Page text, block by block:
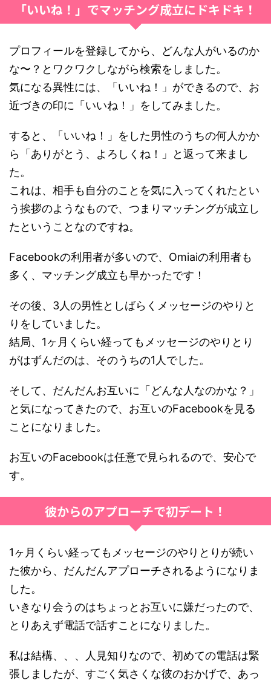
「いいね！」でマッチング成立にドキドキ！
プロフィールを登録してから、どんな人がいるのか
な〜？とワクワクしながら検索をしました。
気になる異性には、「いいね！」ができるので、お
近づきの印に「いいね！」をしてみました。
すると、「いいね！」をした男性のうちの何人かか
ら「ありがとう、よろしくね！」と返って来まし
た。
これは、相手も自分のことを気に入ってくれたとい
う挨拶のようなもので、つまりマッチングが成立し
たということなのですね。
Facebookの利用者が多いので、Omiaiの利用者も
多く、マッチング成立も早かったです！
その後、3人の男性としばらくメッセージのやりと
りをしていました。
結局、1ヶ月くらい経ってもメッセージのやりとり
がはずんだのは、そのうちの1人でした。
そして、だんだんお互いに「どんな人なのかな？」
と気になってきたので、お互いのFacebookを見る
ことになりました。
お互いのFacebookは任意で見られるので、安心で
す。
彼からのアプローチで初デート！
1ヶ月くらい経ってもメッセージのやりとりが続い
た彼から、だんだんアプローチされるようになりま
した。
いきなり会うのはちょっとお互いに嫌だったので、
とりあえず電話で話すことになりました。
私は結構、、、人見知りなので、初めての電話は緊
張しましたが、すごく気さくな彼のおかげで、あっ